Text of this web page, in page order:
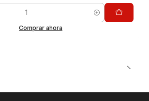
Comprar ahora